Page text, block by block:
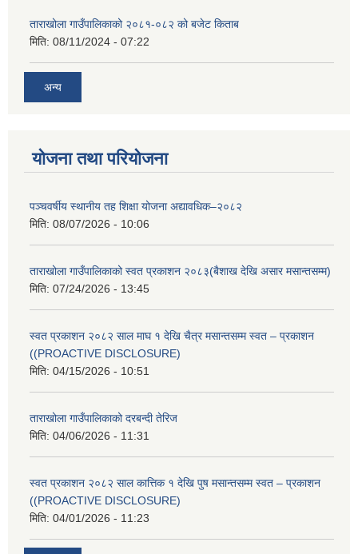
ताराखोला गाउँपालिकाको २०८१-०८२ को बजेट किताब
मिति: 08/11/2024 - 07:22
अन्य
योजना तथा परियोजना
पञ्चवर्षीय स्थानीय तह शिक्षा योजना अद्यावधिक–२०८२
मिति: 08/07/2026 - 10:06
ताराखोला गाउँपालिकाको स्वत प्रकाशन २०८३(बैशाख देखि असार मसान्तसम्म)
मिति: 07/24/2026 - 13:45
स्वत प्रकाशन २०८२ साल माघ १ देखि चैत्र मसान्तसम्म स्वत – प्रकाशन
((PROACTIVE DISCLOSURE)
मिति: 04/15/2026 - 10:51
ताराखोला गाउँपालिकाको दरबन्दी तेरिज
मिति: 04/06/2026 - 11:31
स्वत प्रकाशन २०८२ साल कात्तिक १ देखि पुष मसान्तसम्म स्वत – प्रकाशन
((PROACTIVE DISCLOSURE)
मिति: 04/01/2026 - 11:23